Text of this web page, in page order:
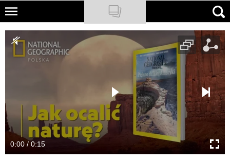
Skip
main
content
NATIONAL GEOGRAPHIC
TRAVELER
Newsletter
Cuda Polski
0:00 / 0:15